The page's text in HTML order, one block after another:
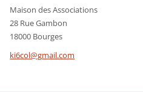
Maison des Associations
28 Rue Gambon
18000 Bourges
ki6col@gmail.com